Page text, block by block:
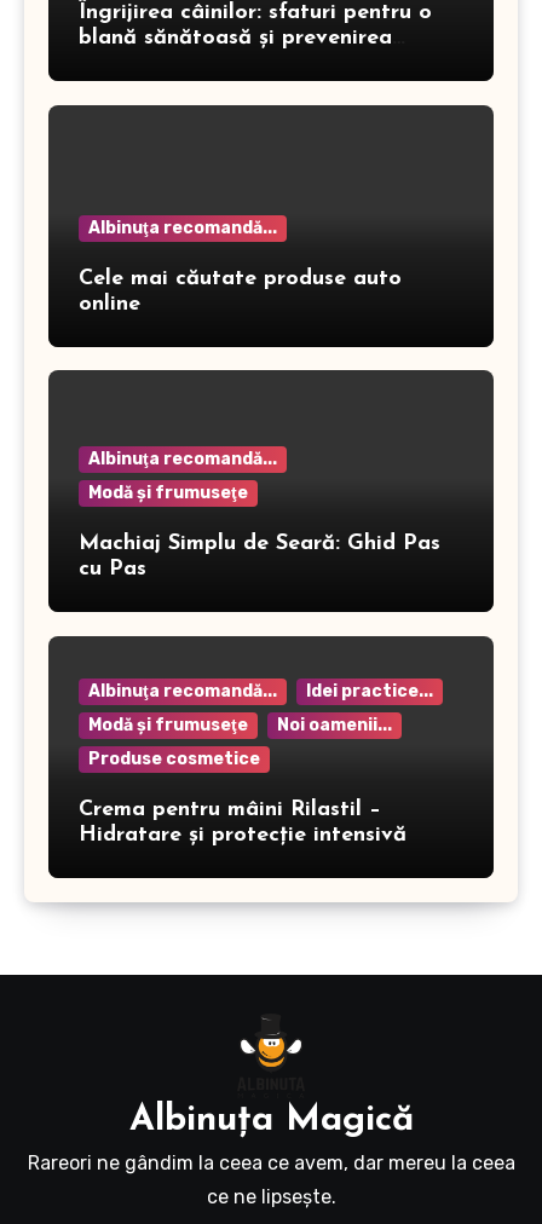
Îngrijirea câinilor: sfaturi pentru o
blană sănătoasă și prevenirea
Albinuţa recomandă...
Cele mai căutate produse auto
online
Albinuţa recomandă...
Modă şi frumuseţe
Machiaj Simplu de Seară: Ghid Pas
cu Pas
Albinuţa recomandă...
Idei practice...
Modă şi frumuseţe
Noi oamenii...
Produse cosmetice
Crema pentru mâini Rilastil –
Hidratare și protecție intensivă
Albinuţa Magică
Rareori ne gândim la ceea ce avem, dar mereu la ceea
ce ne lipseşte.